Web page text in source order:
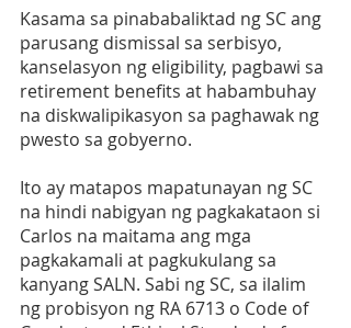
Kasama sa pinababaliktad ng SC ang
parusang dismissal sa serbisyo,
kanselasyon ng eligibility, pagbawi sa
retirement benefits at habambuhay
na diskwalipikasyon sa paghawak ng
pwesto sa gobyerno.
Ito ay matapos mapatunayan ng SC
na hindi nabigyan ng pagkakataon si
Carlos na maitama ang mga
pagkakamali at pagkukulang sa
kanyang SALN. Sabi ng SC, sa ilalim
ng probisyon ng RA 6713 o Code of